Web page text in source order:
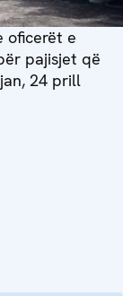
oficerët e
pajisjet që
24 prill